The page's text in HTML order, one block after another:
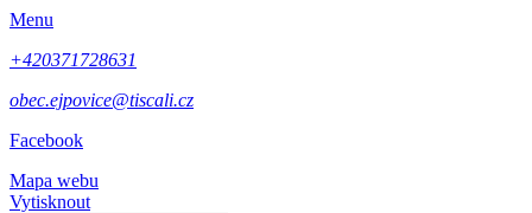
Menu
+420371728631
obec.ejpovice@tiscali.cz
Facebook
Mapa webu
Vytisknout